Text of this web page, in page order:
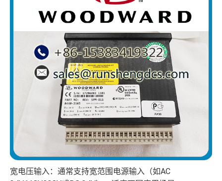
宽电压输入：通常支持宽范围电源输入（如AC